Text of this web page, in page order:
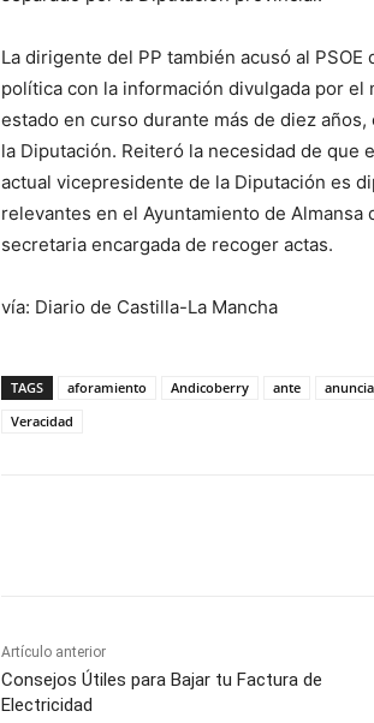
La dirigente del PP también acusó al
política con la información divulgada por
estado en curso durante más de diez
la Diputación. Reiteró la necesidad de que
actual vicepresidente de la Diputación es
relevantes en el Ayuntamiento de
secretaria encargada de recoger actas.
vía: Diario de Castilla-La Mancha
TAGS aforamiento Andicoberry ante
anuncia
Veracidad
Artículo anterior
Consejos Útiles para Bajar tu Factura de
Electricidad